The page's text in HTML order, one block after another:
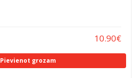
10.90€
Pievienot grozam